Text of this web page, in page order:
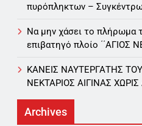
πυρόπληκτων –
Να μην χάσει το πλήρωμα
επιβατηγό πλοίο ΄΄ΑΓΙΟΣ
ΚΑΝΕΙΣ ΝΑΥΤΕΡΓΑΤΗΣ
ΝΕΚΤΑΡΙΟΣ ΑΙΓΙΝΑΣ
Archives